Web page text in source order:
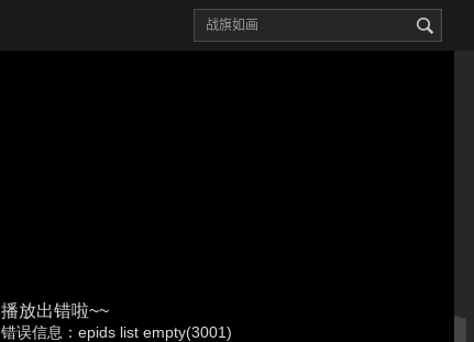
播放出错啦~~
错误信息：epids list empty(3001)